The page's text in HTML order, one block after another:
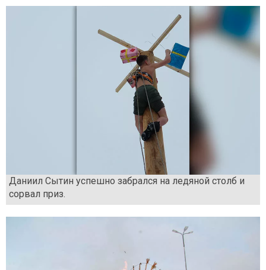
Даниил Сытин успешно забрался на ледяной столб и
сорвал приз.